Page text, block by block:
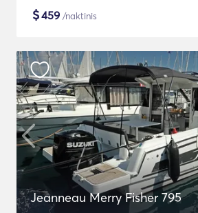
$459 /naktinis
Jeanneau Merry Fisher 795